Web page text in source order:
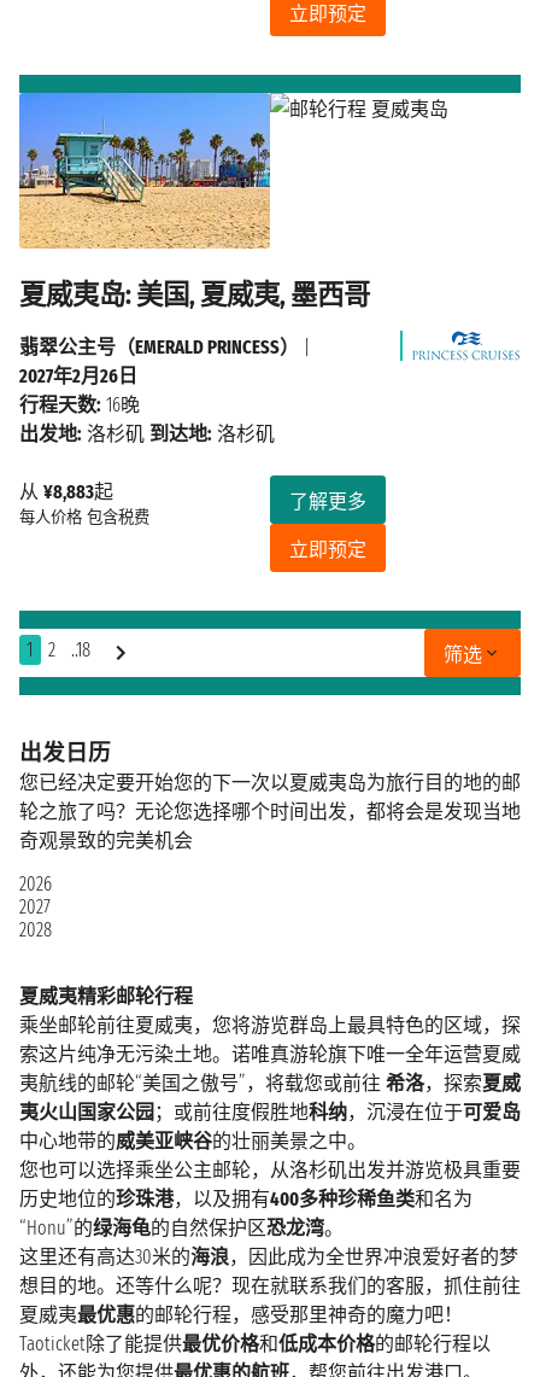
立即预定
夏威夷岛: 美国, 夏威夷, 墨西哥
从 ¥8,883起
每人价格 包含税费
了解更多
立即预定
翡翠公主号（EMERALD PRINCESS）
2027年2月26日
行程天数: 16晚
出发地: 洛杉矶 到达地: 洛杉矶
1 2 ..18 筛选
出发日历
您已经决定要开始您的下一次以夏威夷岛为旅行目的地的邮
轮之旅了吗？无论您选择哪个时间出发，都将会是发现当地
奇观景致的完美机会
2026
2027
2028
夏威夷精彩邮轮行程
乘坐邮轮前往夏威夷，您将游览群岛上最具特色的区域，探
索这片纯净无污染土地。诺唯真游轮旗下唯一全年运营夏威
夷航线的邮轮“美国之傲号”，将载您或前往 希洛，探索夏威
夷火山国家公园 ；或前往度假胜地科纳，沉浸在位于可爱岛
中心地带的威美亚峡谷的壮丽美景之中。
您也可以选择乘坐公主邮轮，从洛杉矶出发并游览极具重要
历史地位的珍珠港，以及拥有400多种珍稀鱼类和名为
“Honu”的绿海龟的自然保护区恐龙湾。
这里还有高达30米的海浪，因此成为全世界冲浪爱好者的梦
想目的地。还等什么呢？现在就联系我们的客服，抓住前往
夏威夷最优惠的邮轮行程，感受那里神奇的魔力吧！
Taoticket除了能提供最优价格和低成本价格的邮轮行程以